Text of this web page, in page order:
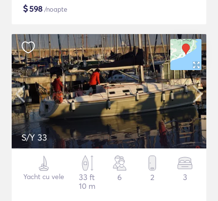
$598 /noapte
S/Y 33
Yacht cu vele
33 ft
10 m
6 2 3